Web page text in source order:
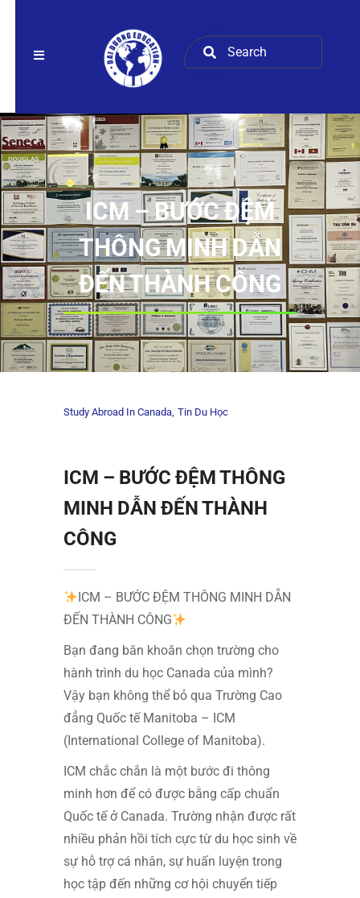
ICM – BƯỚC ĐỆM
THÔNG MINH DẪN
ĐẾN THÀNH CÔNG
Study Abroad In Canada Tin Du Học
ICM – BƯỚC ĐỆM THÔNG
MINH DẪN ĐẾN THÀNH
CÔNG
ICM – BƯỚC ĐỆM THÔNG MINH DẪN
ĐẾN THÀNH CÔNG
Bạn đang băn khoăn chọn trường cho
hành trình du học Canada của mình?
Vậy bạn không thể bỏ qua Trường Cao
đẳng Quốc tế Manitoba – ICM
(International College of Manitoba).
ICM chắc chắn là một bước đi thông
minh hơn để có được bằng cấp chuẩn
Quốc tế ở Canada. Trường nhận được rất
nhiều phản hồi tích cực từ du học sinh về
sự hỗ trợ cá nhân, sự huấn luyện trong
học tập đến những cơ hội chuyển tiếp